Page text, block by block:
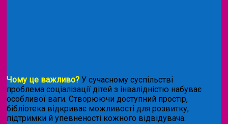
Чому це важливо? У сучасному суспільстві
проблема соціалізації дітей з інвалідністю набуває
особливої ваги. Створюючи доступний простір,
бібліотека відкриває можливості для розвитку,
підтримки й упевненості кожного відвідувача.